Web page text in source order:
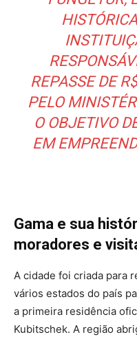
REPASSE DE
PELO
O OBJETIVO
EM
Gama e sua
moradores e
A cidade foi criada para
vários estados do país
a primeira residência
Kubitschek. A região